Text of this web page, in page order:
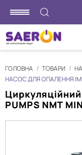
ГОЛОВНА ТОВАРИ
НАСОС ДЛЯ ОПАЛЕННЯ IMP
PUMPS NMT